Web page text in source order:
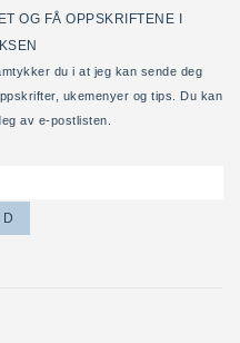
OG FÅ OPPSKRIFTENE I
du i at jeg kan sende deg
ukemenyer og tips. Du kan
av e-postlisten.